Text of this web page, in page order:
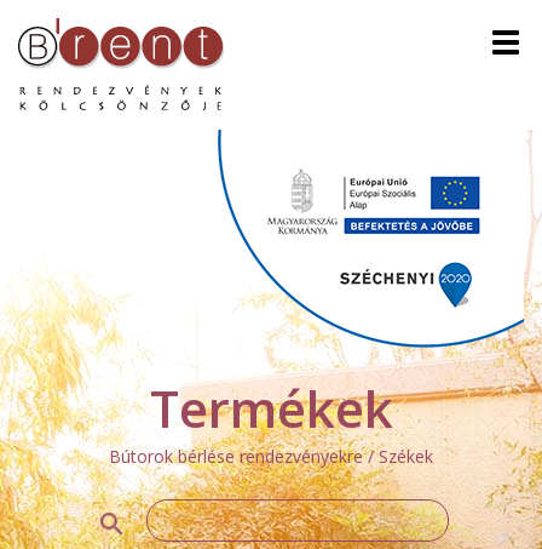
Termékek
Bútorok bérlése rendezvényekre / Székek